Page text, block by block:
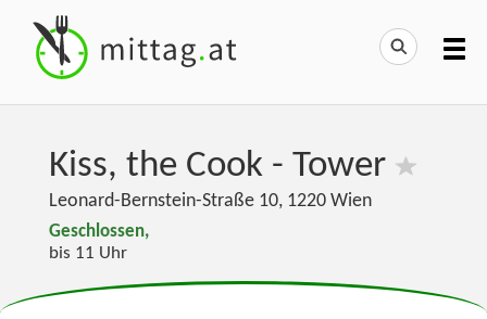
Kiss, the Cook - Tower
Leonard-Bernstein-Straße 10, 1220 Wien
Geschlossen,
bis 11 Uhr